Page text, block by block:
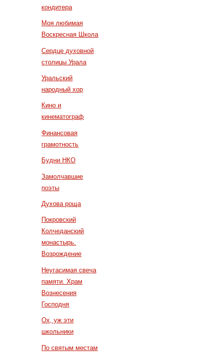
кондитера
Моя любимая
Воскресная Школа
Сердце духовной
столицы Урала
Уральский
народный хор
Кино и
кинематограф
Финансовая
грамотность
Будни НКО
Замолчавшие
поэты
Духова роща
Покровский
Колчеданский
монастырь.
Возрождение
Неугасимая свеча
памяти. Храм
Вознесения
Господня
Ох, уж эти
школьники
По святым местам